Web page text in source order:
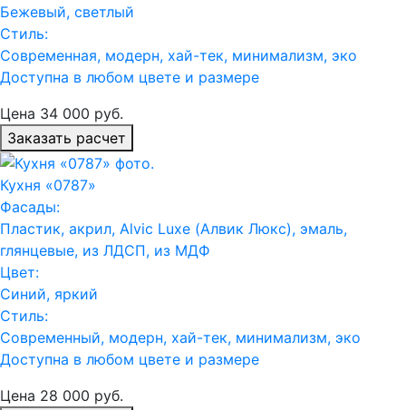
Бежевый, светлый
Стиль:
Современная, модерн, хай-тек, минимализм, эко
Доступна в любом цвете и размере
Цена 34 000 руб.
Заказать расчет
Кухня «0787»
Фасады:
Пластик, акрил, Alvic Luxe (Алвик Люкс), эмаль,
глянцевые, из ЛДСП, из МДФ
Цвет:
Синий, яркий
Стиль:
Современный, модерн, хай-тек, минимализм, эко
Доступна в любом цвете и размере
Цена 28 000 руб.